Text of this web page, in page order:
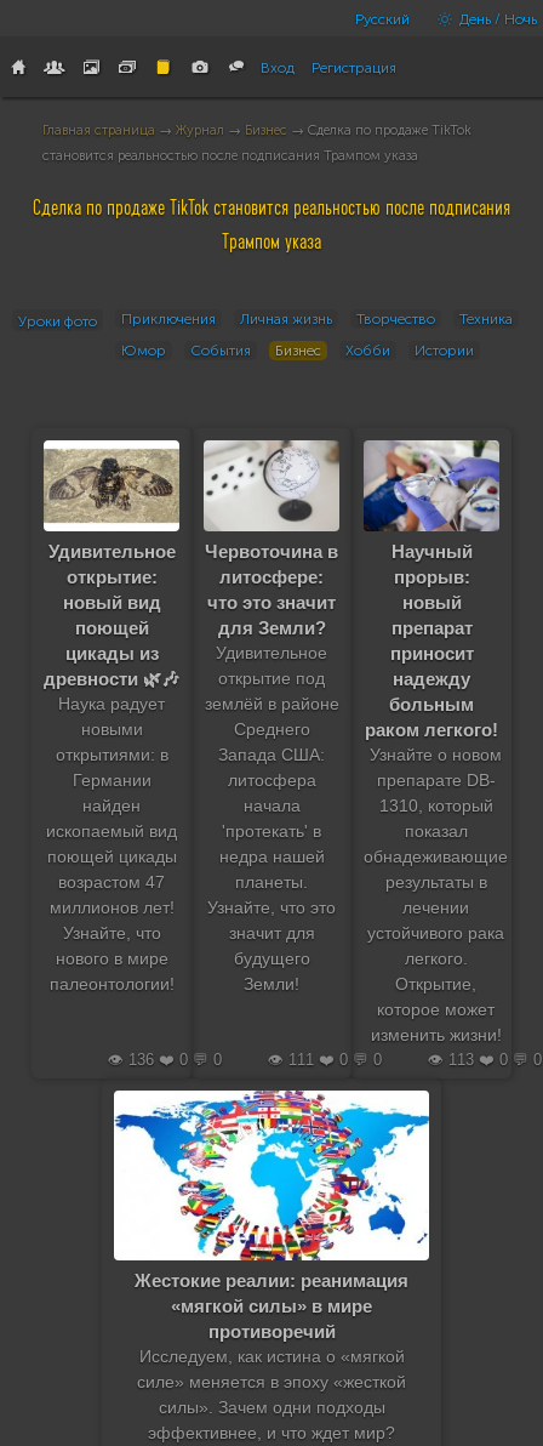
Русский День / Ночь
Вход Регистрация
Главная страница → Журнал → Бизнес → Сделка по продаже TikTok
становится реальностью после подписания Трампом указа
Сделка по продаже TikTok становится реальностью после подписания
Трампом указа
Уроки фото Приключения Личная жизнь Творчество
Техника
Юмор
События Бизнес Хобби Истории
Удивительное
открытие:
новый вид
поющей
цикады из
древности 🌿🎶
Наука радует
новыми
открытиями: в
Германии
найден
ископаемый вид
поющей цикады
возрастом 47
миллионов лет!
Узнайте, что
нового в мире
палеонтологии!
👁️ 136 ❤️ 0 💬 0
Червоточина в
литосфере:
что это значит
для Земли?
Удивительное
открытие под
землёй в районе
Среднего
Запада США:
литосфера
начала
'протекать' в
недра нашей
планеты.
Узнайте, что это
значит для
будущего
Земли!
👁️ 111 ❤️ 0 💬 0
Научный
прорыв:
новый
препарат
приносит
надежду
больным
раком легкого!
Узнайте о новом
препарате DB-
1310, который
показал
обнадеживающие
результаты в
лечении
устойчивого рака
легкого.
Открытие,
которое может
изменить жизни!
👁️ 113 ❤️ 0 💬 0
Жестокие реалии: реанимация
«мягкой силы» в мире
противоречий
Исследуем, как истина о «мягкой
силе» меняется в эпоху «жесткой
силы». Зачем одни подходы
эффективнее, и что ждет мир?